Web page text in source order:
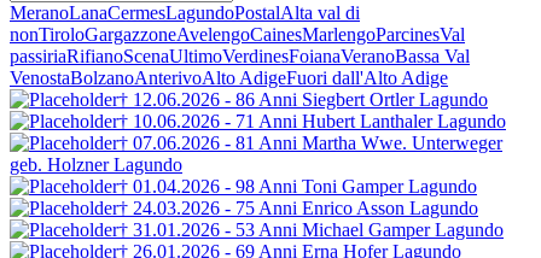
MeranoLanaCermesLagundoPostalAlta val di
nonTiroloGargazzoneAvelengoCainesMarlengoParcinesVal
passiriaRifianoScenaUltimoVerdinesFoianaVeranoBassa Val
VenostaBolzanoAnterivoAlto AdigeFuori dall'Alto Adige
† 12.06.2026 - 86 Anni Siegbert OrtlerLagundo
† 10.06.2026 - 71 Anni Hubert LanthalerLagundo
† 07.06.2026 - 81 Anni Martha Wwe. Unterweger
geb. HolznerLagundo
† 01.04.2026 - 98 Anni Toni GamperLagundo
† 24.03.2026 - 75 Anni Enrico Asson Lagundo
† 31.01.2026 - 53 Anni Michael GamperLagundo
† 26.01.2026 - 69 Anni Erna HoferLagundo